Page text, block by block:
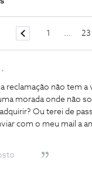
1 ... 23
reclamação não tem a
morada onde não
Ou terei de
com o meu mail a